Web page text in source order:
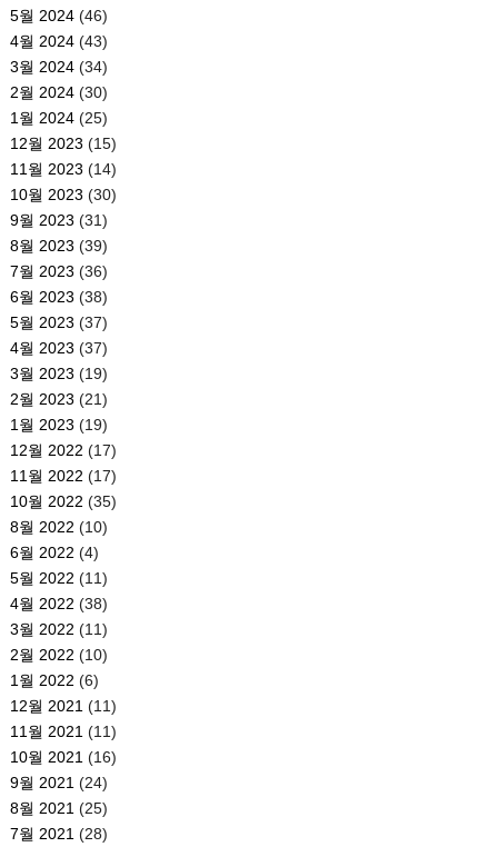
5월 2024(46)
4월 2024(43)
3월 2024(34)
2월 2024(30)
1월 2024(25)
12월 2023 (15)
11월 2023 (14)
10월 2023 (30)
9월 2023 (31)
8월 2023 (39)
7월 2023 (36)
6월 2023 (38)
5월 2023 (37)
4월 2023 (37)
3월 2023 (19)
2월 2023 (21)
1월 2023 (19)
12월 2022 (17)
11월 2022 (17)
10월 2022 (35)
8월 2022 (10)
6월 2022 (4)
5월 2022 (11)
4월 2022 (38)
3월 2022 (11)
2월 2022 (10)
1월 2022 (6)
12월 2021 (11)
11월 2021 (11)
10월 2021 (16)
9월 2021 (24)
8월 2021 (25)
7월 2021 (28)